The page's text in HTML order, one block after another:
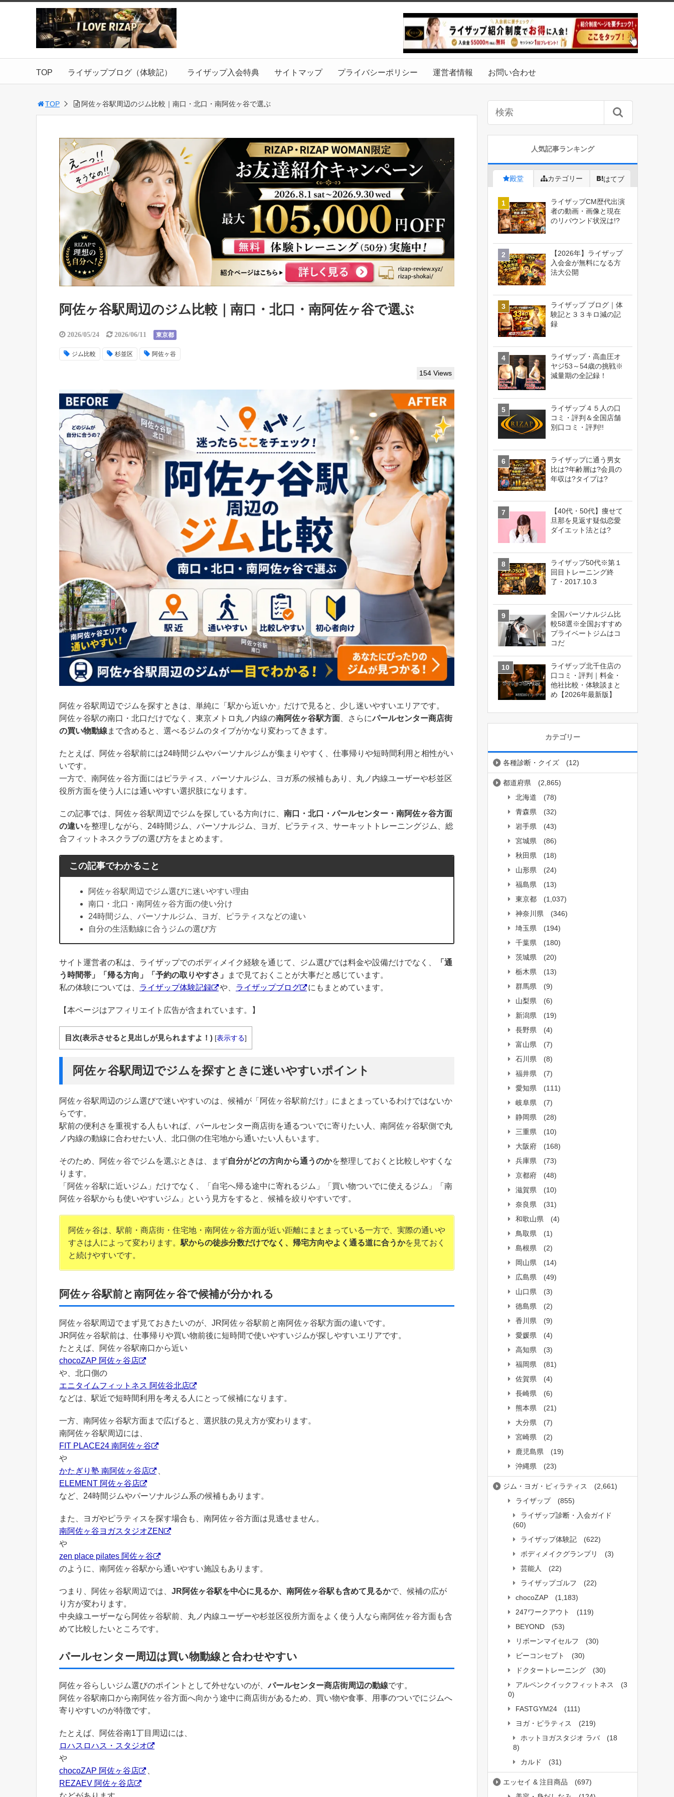
TOP ライザップブログ（体験記） ライザップ入会特典 サイトマップ プライバシーポリシー 運営者情報 お問い合わせ
TOP 阿佐ヶ谷駅周辺のジム比較｜南口・北口・南阿佐ヶ谷で選ぶ
阿佐ヶ谷駅周辺のジム比較｜南口・北口・南阿佐ヶ谷で選ぶ
2026/05/24 2026/06/11 東京都
ジム比較 杉並区 阿佐ヶ谷
154 Views
阿佐ヶ谷駅周辺でジムを探すときは、単純に「駅から近いか」だけで見ると、少し迷いやすいエリアです。
阿佐ヶ谷駅の南口・北口だけでなく、東京メトロ丸ノ内線の南阿佐ヶ谷駅方面 、さらにパールセンター商店街
の買い物動線まで含めると、選べるジムのタイプがかなり変わってきます。
たとえば、阿佐ヶ谷駅前には24時間ジムやパーソナルジムが集まりやすく、仕事帰りや短時間利用と相性がい
いです。
一方で、南阿佐ヶ谷方面にはピラティス、パーソナルジム、ヨガ系の候補もあり、丸ノ内線ユーザーや杉並区
役所方面を使う人には通いやすい選択肢になります。
この記事では、阿佐ヶ谷駅周辺でジムを探している方向けに、 南口・北口・パールセンター・南阿佐ヶ谷方面
の違いを整理しながら、24時間ジム、パーソナルジム、ヨガ、ピラティス、サーキットトレーニングジム、総
合フィットネスクラブの選び方をまとめます。
この記事でわかること
阿佐ヶ谷駅周辺でジム選びに迷いやすい理由
南口・北口・南阿佐ヶ谷方面の使い分け
24時間ジム、パーソナルジム、ヨガ、ピラティスなどの違い
自分の生活動線に合うジムの選び方
サイト運営者の私は、ライザップでのボディメイク経験を通じて、ジム選びでは料金や設備だけでなく、
「通
う時間帯」「帰る方向」「予約の取りやすさ」
まで見ておくことが大事だと感じています。
私の体験については、 ライザップ体験記録 や、 ライザップブログ にもまとめています。
【本ページはアフィリエイト広告が含まれています。】
目次(表示させると見出しが見られますよ！) [表示する]
阿佐ヶ谷駅周辺でジムを探すときに迷いやすいポイント
阿佐ヶ谷駅周辺のジム選びで迷いやすいのは、候補が「阿佐ヶ谷駅前だけ」にまとまっているわけではないか
らです。
駅前の便利さを重視する人もいれば、パールセンター商店街を通るついでに寄りたい人、南阿佐ヶ谷駅側で丸
ノ内線の動線に合わせたい人、北口側の住宅地から通いたい人もいます。
そのため、阿佐ヶ谷でジムを選ぶときは、まず自分がどの方向から通うのかを整理しておくと比較しやすくな
ります。
「阿佐ヶ谷駅に近いジム」だけでなく、「自宅へ帰る途中に寄れるジム」「買い物ついでに使えるジム」「南
阿佐ヶ谷駅からも使いやすいジム」という見方をすると、候補を絞りやすいです。
阿佐ヶ谷は、駅前・商店街・住宅地・南阿佐ヶ谷方面が近い距離にまとまっている一方で、実際の通いや
すさは人によって変わります。 駅からの徒歩分数だけでなく、帰宅方向やよく通る道に合うかを見ておく
と続けやすいです。
阿佐ヶ谷駅前と南阿佐ヶ谷で候補が分かれる
阿佐ヶ谷駅周辺でまず見ておきたいのが、JR阿佐ヶ谷駅前と南阿佐ヶ谷駅方面の違いです。
JR阿佐ヶ谷駅前は、仕事帰りや買い物前後に短時間で使いやすいジムが探しやすいエリアです。
たとえば、阿佐ヶ谷駅南口から近い
chocoZAP 阿佐ヶ谷店
や、北口側の
エニタイムフィットネス 阿佐谷北店
などは、駅近で短時間利用を考える人にとって候補になります。
一方、南阿佐ヶ谷駅方面まで広げると、選択肢の見え方が変わります。
南阿佐ヶ谷駅周辺には、
FIT PLACE24 南阿佐ヶ谷
や
かたぎり塾 南阿佐ヶ谷店
ELEMENT 阿佐ヶ谷店
など、24時間ジムやパーソナルジム系の候補もあります。
また、ヨガやピラティスを探す場合も、南阿佐ヶ谷方面は見逃せません。
南阿佐ヶ谷ヨガスタジオZEN
や
zen place pilates 阿佐ヶ谷
のように、南阿佐ヶ谷駅から通いやすい施設もあります。
つまり、阿佐ヶ谷駅周辺では、 JR阿佐ヶ谷駅を中心に見るか、南阿佐ヶ谷駅も含めて見るかで、候補の広が
り方が変わります。
中央線ユーザーなら阿佐ヶ谷駅前、丸ノ内線ユーザーや杉並区役所方面をよく使う人なら南阿佐ヶ谷方面も含
めて比較したいところです。
パールセンター周辺は買い物動線と合わせやすい
阿佐ヶ谷らしいジム選びのポイントとして外せないのが、パールセンター商店街周辺の動線です。
阿佐ヶ谷駅南口から南阿佐ヶ谷方面へ向かう途中に商店街があるため、買い物や食事、用事のついでにジムへ
寄りやすいのが特徴です。
たとえば、阿佐谷南1丁目周辺には、
ロハスロハス・スタジオ
や
chocoZAP 阿佐ヶ谷店
REZAEV 阿佐ヶ谷店
人気記事ランキング
殿堂 カテゴリー はてブ
ライザップCM歴代出演
者の動画・画像と現在
のリバウンド状況は!?
【2026年】ライザップ
入会金が無料になる方
法大公開
ライザップ ブログ｜体
験記と３３キロ減の記
録
ライザップ・高血圧オ
ヤジ53～54歳の挑戦※
減量期の全記録！
ライザップ４５人の口
コミ・評判＆全国店舗
別口コミ・評判!!
ライザップに通う男女
比は?年齢層は?会員の
年収は?タイプは?
【40代・50代】痩せて
旦那を見返す疑似恋愛
ダイエット法とは?
ライザップ50代※第１
回目トレーニング終
了・2017.10.3
全国パーソナルジム比
較58選※全国おすすめ
プライベートジムはコ
コだ
ライザップ北千住店の
口コミ・評判｜料金・
他社比較・体験談まと
め【2026年最新版】
カテゴリー
各種診断・クイズ (12)
都道府県
(2,865)
北海道
(78)
青森県
(32)
岩手県
(43)
宮城県
(86)
秋田県
(18)
山形県
(24)
福島県
(13)
東京都
(1,037)
神奈川県
(346)
埼玉県
(194)
千葉県
(180)
茨城県
(20)
栃木県
(13)
群馬県
(9)
山梨県
(6)
新潟県
(19)
長野県
(4)
富山県
(7)
石川県
(8)
福井県
(7)
愛知県
(111)
岐阜県
(7)
静岡県
(28)
三重県
(10)
大阪府
(168)
兵庫県
(73)
京都府
(48)
滋賀県
(10)
奈良県
(31)
和歌山県
(4)
鳥取県
(1)
島根県
(2)
岡山県
(14)
広島県
(49)
山口県
(3)
徳島県
(2)
香川県
(9)
愛媛県
(4)
高知県
(3)
福岡県
(81)
佐賀県
(4)
長崎県
(6)
熊本県
(21)
大分県
(7)
宮崎県
(2)
鹿児島県
(19)
沖縄県
(23)
ジム・ヨガ・ピィラティス
(2,661)
ライザップ
(855)
ライザップ診断・入会ガイド
(60)
ライザップ体験記
(622)
ボディメイクグランプリ
(3)
芸能人
(22)
ライザップゴルフ
(22)
chocoZAP
(1,183)
247ワークアウト
(119)
BEYOND
(53)
リボーンマイセルフ
(30)
ビーコンセプト
(30)
ドクタートレーニング
(30)
アルペンクイックフィットネス
(3
0)
FASTGYM24
(111)
ヨガ・ピラティス
(219)
ホットヨガスタジオ ラバ
(18
8)
カルド
(31)
エッセイ & 注目商品
(697)